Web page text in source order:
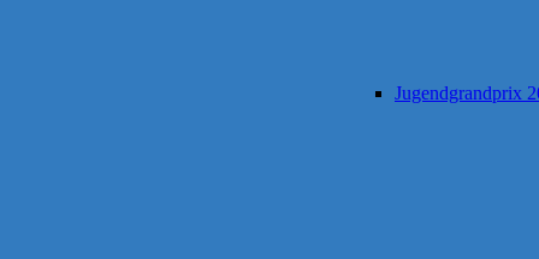
Jugendgrandprix